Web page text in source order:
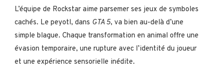
L’équipe de Rockstar aime parsemer ses jeux de symboles
cachés. Le peyotl, dans GTA 5, va bien au-delà d’une
simple blague. Chaque transformation en animal offre une
évasion temporaire, une rupture avec l’identité du joueur
et une expérience sensorielle inédite.